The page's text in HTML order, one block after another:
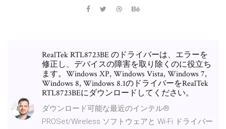
RealTek RTL8723BE のドライバーは、エラーを
修正し、デバイスの障害を取り除くのに役立ち
ます。Windows XP, Windows Vista, Windows 7,
Windows 8, Windows 8.1のドライバーをRealTek
RTL8723BEにダウンロードしてください。
ダウンロード可能な最近のインテル®
PROSet/Wireless ソフトウェアと Wi-Fi ドライバー